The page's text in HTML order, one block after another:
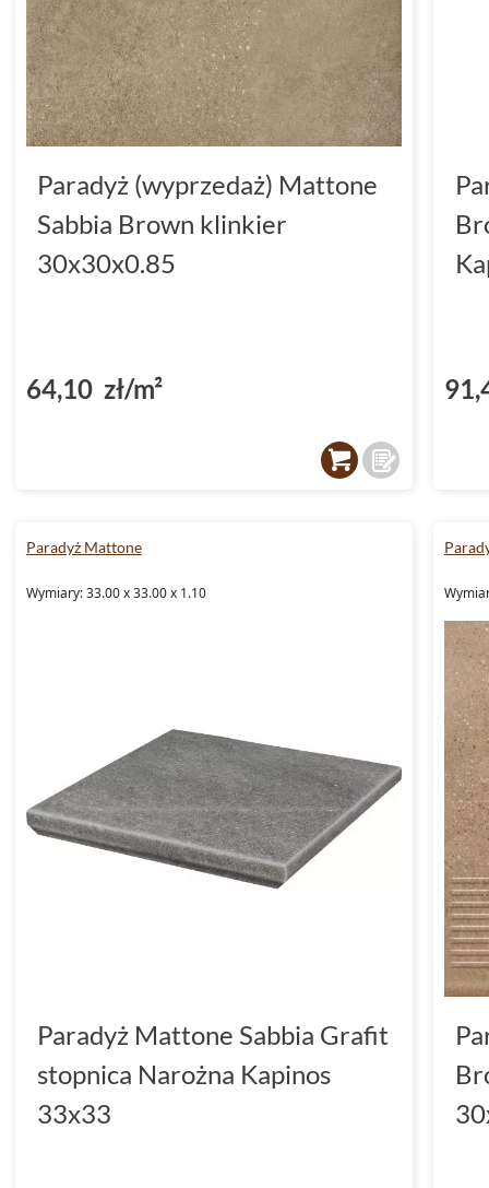
Paradyż (wyprzedaż) Mattone
Sabbia Brown klinkier
30x30x0.85
64,10 zł/m²
Paradyż Mattone
Wymiary: 33.00 x 33.00 x 1.10
Paradyż Mattone Sabbia Grafit
stopnica Narożna Kapinos
33x33